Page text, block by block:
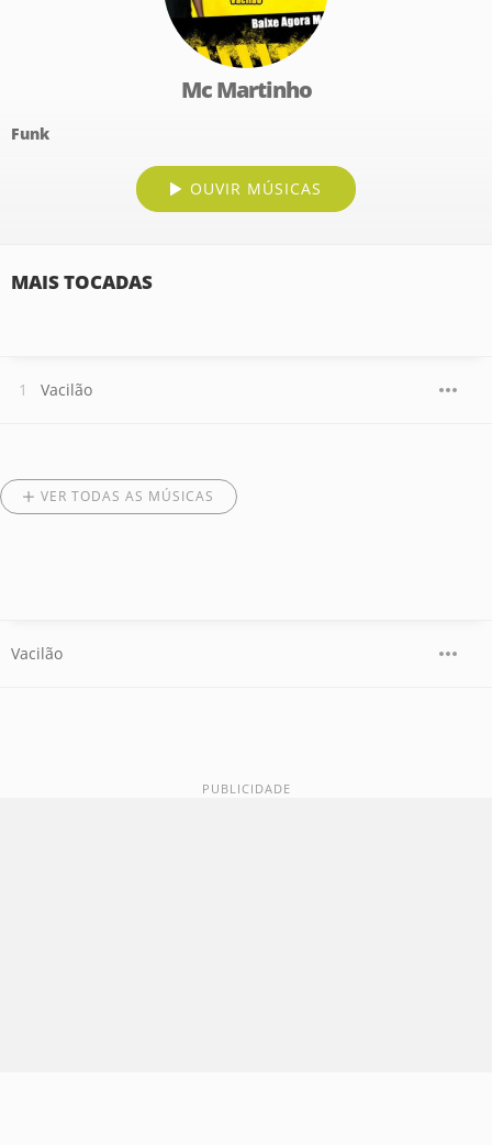
Mc Martinho
Funk
OUVIR MÚSICAS
MAIS TOCADAS
Vacilão
VER TODAS AS MÚSICAS
Vacilão